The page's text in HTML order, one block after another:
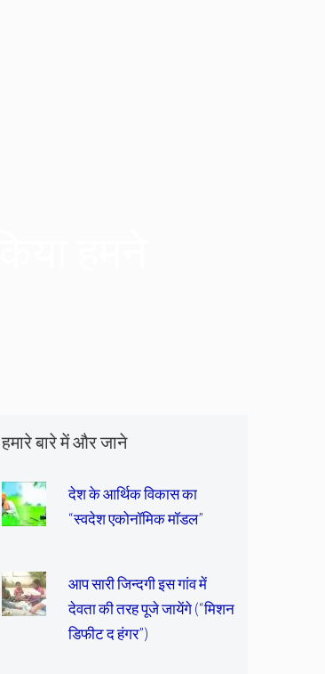
हमारे बारे में और जाने
देश के आर्थिक विकास का
“स्वदेश एकोनॉमिक मॉडल”
आप सारी जिन्दगी इस गांव में
देवता की तरह पूजे जायेंगे (“मिशन
डिफीट द हंगर”)